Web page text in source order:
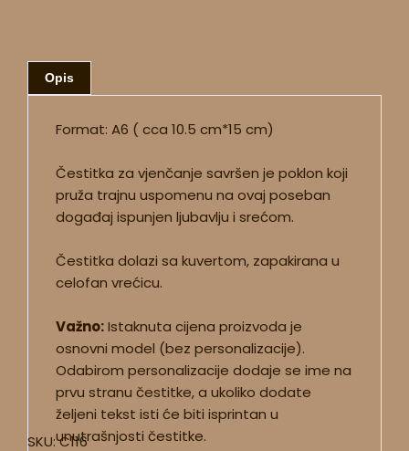
Opis
Format: A6 ( cca 10.5 cm*15 cm)
Čestitka za vjenčanje savršen je poklon koji
pruža trajnu uspomenu na ovaj poseban
događaj ispunjen ljubavlju i srećom.
Čestitka dolazi sa kuvertom, zapakirana u
celofan vrećicu.
Važno:Istaknuta cijena proizvoda je
osnovni model (bez personalizacije).
Odabirom personalizacije dodaje se ime na
prvu stranu čestitke, a ukoliko dodate
željeni tekst isti će biti isprintan u
unutrašnjosti čestitke.
SKU:C116